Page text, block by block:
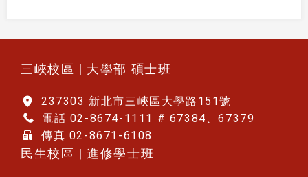
三峽校區 | 大學部 碩士班
237303 新北市三峽區大學路151號
電話 02-8674-1111 # 67384、67379
傳真 02-8671-6108
民生校區 | 進修學士班